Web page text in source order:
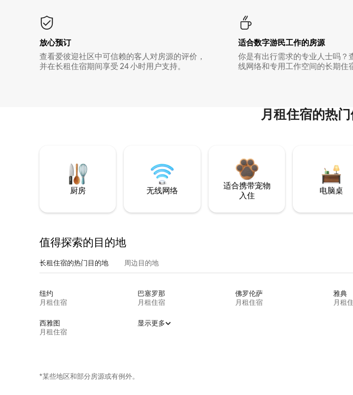
放心预订
查看爱彼迎社区中可信赖的客人对房源的评价，
并在长租住宿期间享受 24 小时用户支持。
适合数字游民工作的房源
你是有出行需求的专业人士吗？
线网络和专用工作空间的长期住
月租住宿的热
厨房 无线网络
适合携带宠物
入住
电脑桌
值得探索的目的地
长租住宿的热门目的地 周边目的地
纽约
月租住宿
巴塞罗那
月租住宿
佛罗伦萨
月租住宿
雅典
月租
西雅图
月租住宿
显示更多
*某些地区和部分房源或有例外。